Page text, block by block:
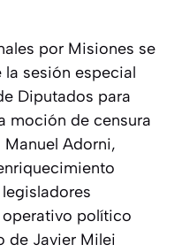
por Misiones se
la sesión especial
Diputados para
moción de censura
Adorni,
político
de Javier Milei